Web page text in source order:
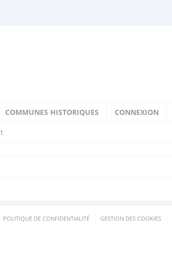
COMMUNES HISTORIQUES CONNEXION
POLITIQUE DE CONFIDENTIALITÉ GESTION DES COOKIES